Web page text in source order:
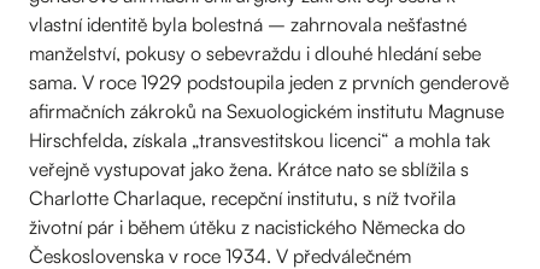
vlastní identitě byla bolestná – zahrnovala nešťastné
manželství, pokusy o sebevraždu i dlouhé hledání sebe
sama. V roce 1929 podstoupila jeden z prvních genderově
afirmačních zákroků na Sexuologickém institutu Magnuse
Hirschfelda, získala „transvestitskou licenci“ a mohla tak
veřejně vystupovat jako žena. Krátce nato se sblížila s
Charlotte Charlaque, recepční institutu, s níž tvořila
životní pár i během útěku z nacistického Německa do
Československa v roce 1934. V předválečném